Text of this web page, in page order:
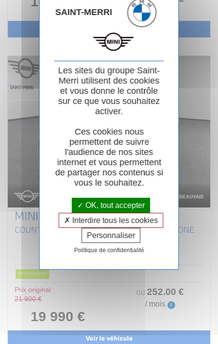
/ mois
MINI COUNTRYMAN F60
COUNTRYMAN 116 CH BVA7 ONE D LONGSTONE
01/2020
Automatique
PRIX EN BAISSE
Prix original :
21 900 €
19 990 €
ou 252.00 €
/ mois i
Voir le véhicule
SAINT-MERRI
Les sites du groupe Saint-
Merri utilisent des cookies
et vous donne le contrôle
sur ce que vous souhaitez
activer.
Ces cookies nous
permettent de suivre
l'audience de nos sites
internet et vous permettent
de partager nos contenus si
vous le souhaitez.
OK, tout accepter
Interdire tous les cookies
Personnaliser
Politique de confidentialité